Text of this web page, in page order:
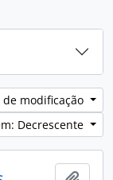
modificação
Decrescente